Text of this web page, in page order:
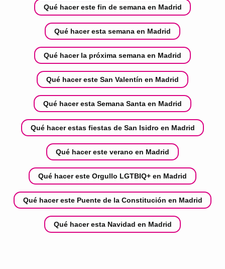
Qué hacer este fin de semana en Madrid
Qué hacer esta semana en Madrid
Qué hacer la próxima semana en Madrid
Qué hacer este San Valentín en Madrid
Qué hacer esta Semana Santa en Madrid
Qué hacer estas fiestas de San Isidro en Madrid
Qué hacer este verano en Madrid
Qué hacer este Orgullo LGTBIQ+ en Madrid
Qué hacer este Puente de la Constitución en Madrid
Qué hacer esta Navidad en Madrid